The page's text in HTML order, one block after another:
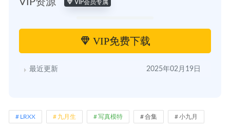
VIP会员专属
VIP免费下载
最近更新 2025年02月19日
LRXX 九月生 写真模特 合集 小九月